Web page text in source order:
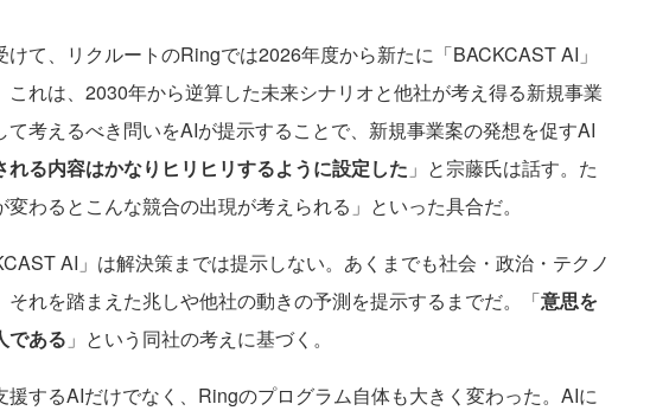
て、リクルートのRingでは2026年度から新たに「BACKCAST AI」
これは、2030年から逆算した未来シナリオと他社が考え得る新規事業
て考えるべき問いをAIが提示することで、新規事業案の発想を促すAI
れる内容はかなりヒリヒリするように設定した 」と宗藤氏は話す。た
わるとこんな競合の出現が考えられる」といった具合だ。
AI」は解決策までは提示しない。あくまでも社会・政治・テクノ
それを踏まえた兆しや他社の動きの予測を提示するまでだ。「意思を
である 」という同社の考えに基づく。
するAIだけでなく、Ringのプログラム自体も大きく変わった。AIに